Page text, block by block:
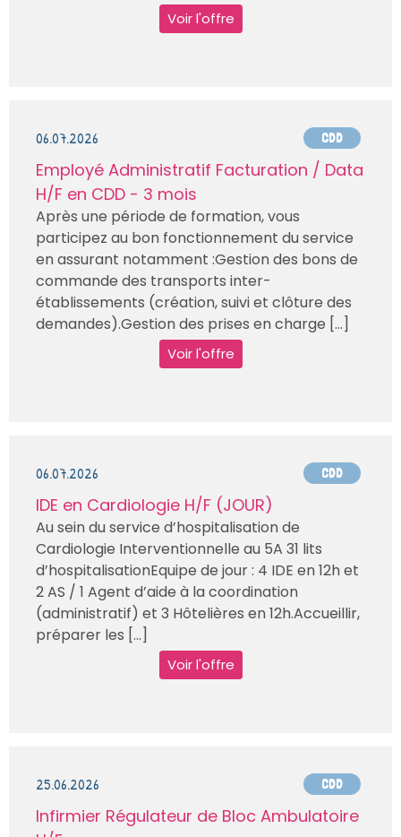
Voir l'offre
06.07.2026 CDD
Employé Administratif Facturation / Data
H/F en CDD - 3 mois
Après une période de formation, vous
participez au bon fonctionnement du service
en assurant notamment :Gestion des bons de
commande des transports inter-
établissements (création, suivi et clôture des
demandes).Gestion des prises en charge [...]
Voir l'offre
06.07.2026 CDD
IDE en Cardiologie H/F (JOUR)
Au sein du service d’hospitalisation de
Cardiologie Interventionnelle au 5A 31 lits
d’hospitalisationEquipe de jour : 4 IDE en 12h et
2 AS / 1 Agent d’aide à la coordination
(administratif) et 3 Hôtelières en 12h.Accueillir,
préparer les [...]
Voir l'offre
25.06.2026 CDD
Infirmier Régulateur de Bloc Ambulatoire